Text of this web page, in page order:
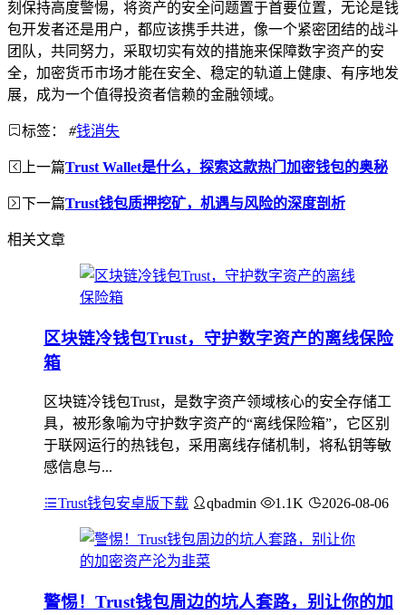
刻保持高度警惕，将资产的安全问题置于首要位置，无论是钱
包开发者还是用户，都应该携手共进，像一个紧密团结的战斗
团队，共同努力，采取切实有效的措施来保障数字资产的安
全，加密货币市场才能在安全、稳定的轨道上健康、有序地发
展，成为一个值得投资者信赖的金融领域。
标签： #钱消失
上一篇Trust Wallet是什么，探索这款热门加密钱包的奥秘
下一篇Trust钱包质押挖矿，机遇与风险的深度剖析
相关文章
区块链冷钱包Trust，守护数字资产的离线保险
箱
区块链冷钱包Trust，是数字资产领域核心的安全存储工
具，被形象喻为守护数字资产的“离线保险箱”，它区别
于联网运行的热钱包，采用离线存储机制，将私钥等敏
感信息与...
Trust钱包安卓版下载 qbadmin 1.1K 2026-08-06
警惕！Trust钱包周边的坑人套路，别让你的加